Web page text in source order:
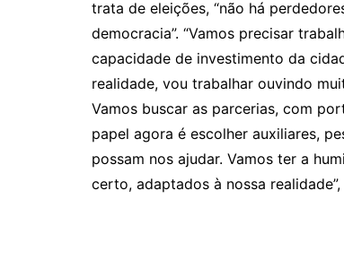
trata de eleições, “não há
democracia”. “Vamos precisar
capacidade de investimento da
realidade, vou trabalhar ouvindo
Vamos buscar as parcerias, com
papel agora é escolher auxiliares,
possam nos ajudar. Vamos ter a
certo, adaptados à nossa